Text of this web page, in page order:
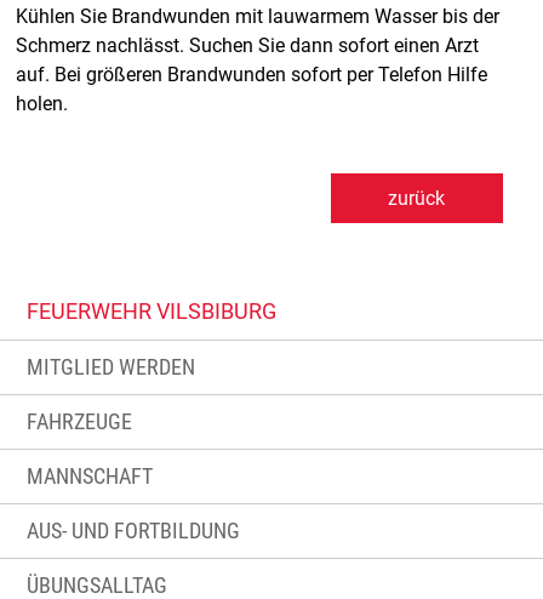
Kühlen Sie Brandwunden mit lauwarmem Wasser bis der
Schmerz nachlässt. Suchen Sie dann sofort einen Arzt
auf. Bei größeren Brandwunden sofort per Telefon Hilfe
holen.
zurück
FEUERWEHR VILSBIBURG
MITGLIED WERDEN
FAHRZEUGE
MANNSCHAFT
AUS- UND FORTBILDUNG
ÜBUNGSALLTAG